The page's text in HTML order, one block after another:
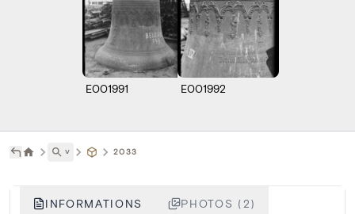
E001991 E001992
˅ 2033
INFORMATIONS PHOTOS (2)